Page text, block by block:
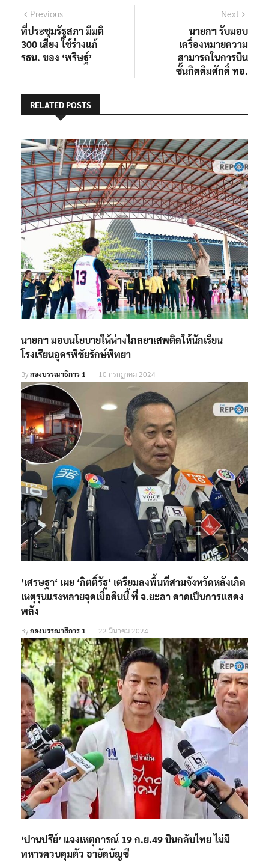
แนะแนว
เรื่อง
PreviousPrevious
post:
ที่ประชุมรัฐสภา มีมติ
300 เสียง ใช้ร่างแก้
รธน. ของ ‘พริษฐ์’
Next
post:
นายกฯ รับมอบ
เครื่องหมายความ
สามารถในการบิน
ชั้นกิตติมศักดิ์ ทอ.
RELATED POSTS
นายกฯ มอบนโยบายให้ห่างไกลยาเสพติดให้นักเรียน
โรงเรียนอุดรพิชัยรักษ์พิทยา
Byกองบรรณาธิการ 1 10 กรกฎาคม 2024
’เศรษฐา‘ เผย ‘กิตติ์รัฐ‘ เตรียมลงพื้นที่สามจังหวัดหลังเกิด
เหตุรุนแรงหลายจุดเมื่อคืนนี้ ที่ จ.ยะลา คาดเป็นการแสดง
พลัง
Byกองบรรณาธิการ 1 22 มีนาคม 2024
‘ปานปรีย์’ แจงเหตุการณ์ 19 ก.ย.49 บินกลับไทย ไม่มี
ทหารควบคุมตัว อายัดบัญชี